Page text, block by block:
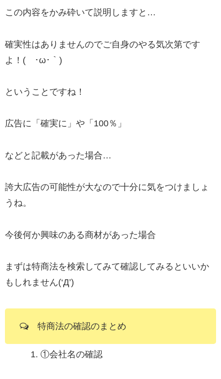
この内容をかみ砕いて説明しますと…
確実性はありませんのでご自身のやる気次第です
よ！(´･ω･｀)
ということですね！
広告に 「確実に」 や 「100％」
などと記載があった場合…
誇大広告の可能性が大なので十分に気をつけましょ
うね。
今後何か興味のある商材があった場合
まずは特商法を検索してみて確認してみるといいか
もしれません(‘Д’)
特商法の確認のまとめ
①会社名の確認